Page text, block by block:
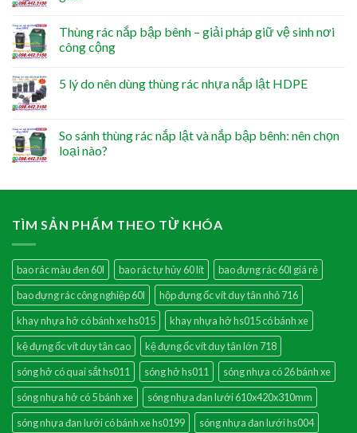
Thùng rác nắp bập bênh – giải pháp giữ vệ sinh nơi
công cộng
5 lý do nên dùng thùng rác nhựa nắp lật HDPE
So sánh thùng rác nắp lật và nắp bập bênh: nên chọn
loại nào?
TÌM SẢN PHẨM THEO TỪ KHÓA
bao rác màu đen 60l bao rác tự hủy 60 lít
bao đựng rác 60l giá rẻ
bao đựng rác công nghiệp 60l
hộp đựng ốc vít duy tân nhỏ 716
khay nhựa hở có bánh xe hs015
khay nhựa hở hs015 có bánh xe
kệ đựng ốc vít duy tân cao
kệ đựng ốc vít duy tân lớn 718
sóng hở có quai sắt hs011
sóng hở hs011
sóng nhựa có 26 bánh xe
sóng nhựa hở có 5 bánh xe
sóng nhựa đan lưới 610x420x310mm
sóng nhựa đan lưới có bánh xe hs0199
sóng nhựa đan lưới hs004